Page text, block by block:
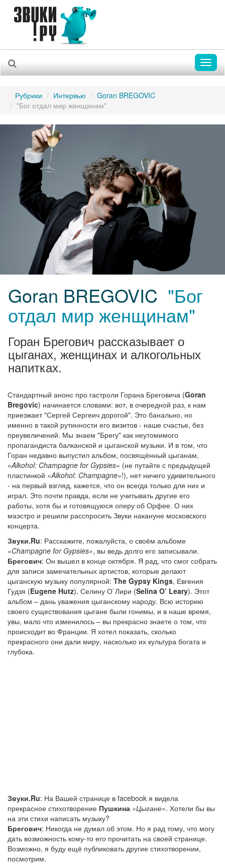
Рубрики Интервью
Goran BREGOVIC
"Бог отдал мир женщинам"
Goran BREGOVIC "Бог
отдал мир женщинам"
Горан Брегович рассказывает о
цыганах, женщинах и алкогольных
напитках.
Стандартный анонс про гастроли Горана Бреговича (Goran
Bregovic) начинается словами: вот, в очередной раз, к нам
приезжает "Сергей Сергеич дорогой". Это банально, но
именно в такой рутинности его визитов - наше счастье, без
преувеличений. Мы знаем "Брегу" как неутомимого
пропагандиста балканской и цыганской музыки. И в том, что
Горан недавно выпустил альбом, посвящённый цыганам,
«Alkohol: Champagne for Gypsies» (не путайте с предыдущей
пластинкой «Alkohol: Champagne»!), нет ничего удивительного
- на первый взгляд, кажется, что он всегда только для них и
играл. Это почти правда, если не учитывать другие его
работы, хотя бы и готовящуюся оперу об Орфее. О них
маэстро и решили расспросить Звуки накануне московского
концерта.
Звуки.Ru: Расскажите, пожалуйста, о своём альбоме
«Champagne for Gypsies», вы ведь долго его записывали.
Брегович: Он вышел в конце октября. Я рад, что смог собрать
для записи замечательных артистов, которые делают
цыганскую музыку популярной: The Gypsy Kings, Евгения
Гудзя (Eugene Hutz), Селину О`Лири (Selina O’ Leary). Этот
альбом – дань уважения цыганскому народу. Всю историю
своего существования цыгане были гонимы, и в наше время,
увы, мало что изменилось – вы прекрасно знаете о том, что
происходит во Франции. Я хотел показать, сколько
прекрасного они дали миру, насколько их культура богата и
глубока.
Звуки.Ru: На Вашей странице в facebook я видела
прекрасное стихотворение Пушкина «Цыгане». Хотели бы вы
на эти стихи написать музыку?
Брегович: Никогда не думал об этом. Но я рад тому, что могу
дать возможность кому-то его прочитать на своей странице.
Возможно, я буду ещё публиковать другие стихотворении,
посмотрим.